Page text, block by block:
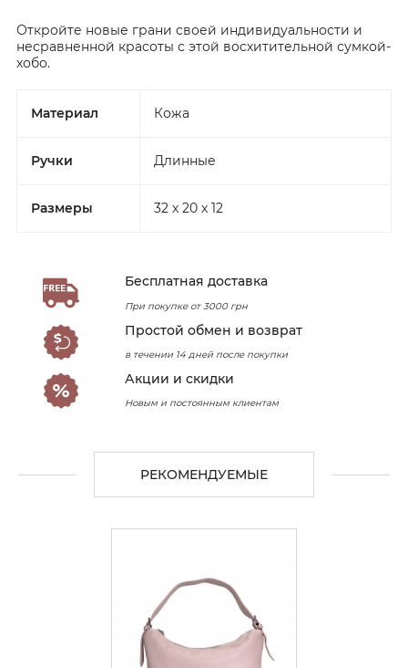
Откройте новые грани своей индивидуальности и
несравненной красоты с этой восхитительной сумкой-
хобо.
Материал Кожа
Ручки Длинные
Размеры 32 x 20 x 12
Бесплатная доставка
При покупке от 3000 грн
Простой обмен и возврат
в течении 14 дней после покупки
Акции и скидки
Новым и постоянным клиентам
РЕКОМЕНДУЕМЫЕ